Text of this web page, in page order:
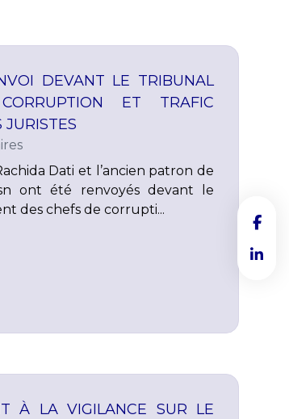
DEVANT LE TRIBUNAL
ET TRAFIC
JURISTES
Dati et l’ancien patron de
ont été renvoyés devant le
des chefs de corrupti...
À LA VIGILANCE SUR LE